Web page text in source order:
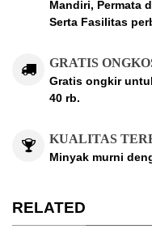
Mandiri, Permata
Serta Fasilitas
GRATIS
Gratis ongkir
40 rb.
KUALITAS
Minyak murni
RELATED